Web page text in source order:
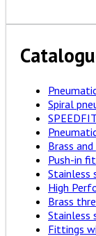
Spiral
Brass
Push-in
Stainless
High
Brass
Stainless
Fittings